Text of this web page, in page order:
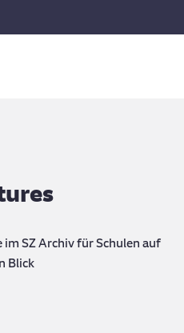
SZ Archiv für Schulen auf
Blick